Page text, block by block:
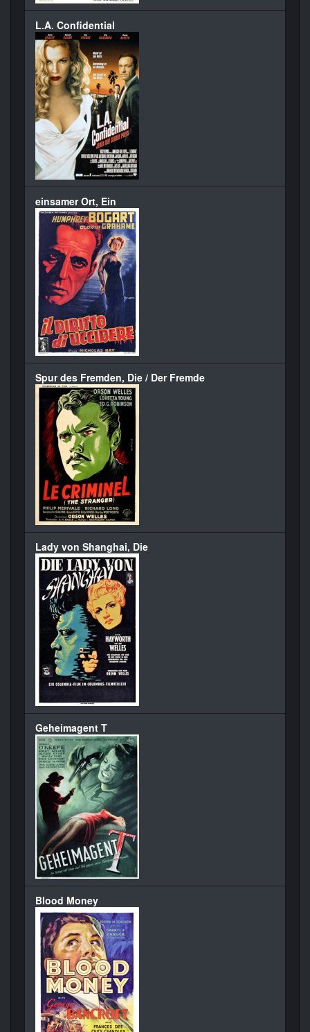
L.A. Confidential
einsamer Ort, Ein
Spur des Fremden, Die / Der Fremde
Lady von Shanghai, Die
Geheimagent T
Blood Money